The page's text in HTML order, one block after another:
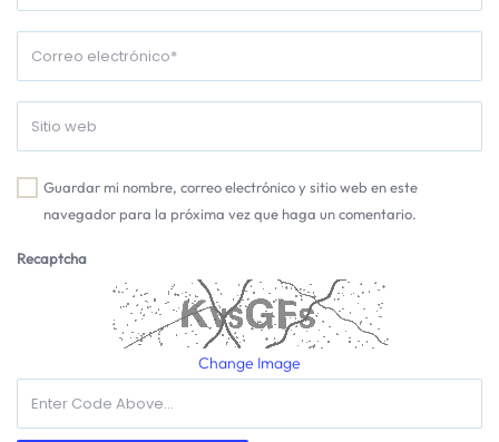
Guardar mi nombre, correo electrónico y sitio web en este
navegador para la próxima vez que haga un comentario.
Recaptcha
Change Image